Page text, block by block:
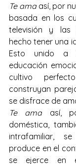
Te ama así, por
basada en los
televisión y las
hecho tener una
Esto unido a
educación
cultivo
construyan
se disfrace de
Te ama así,
doméstica,
intrafamiliar,
produce en el
se ejerce en